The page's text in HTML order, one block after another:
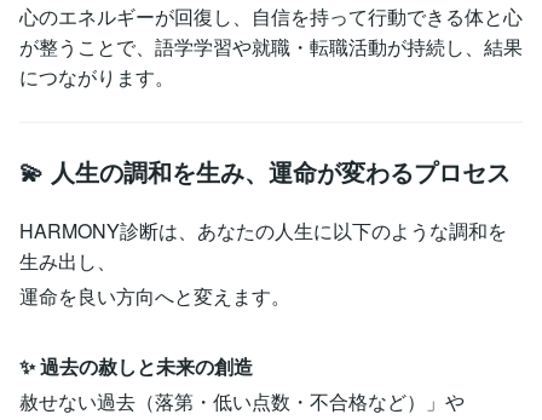
心のエネルギーが回復し、自信を持って行動できる体と心
が整うことで、語学学習や就職・転職活動が持続し、結果
につながります。
💫 人生の調和を生み、運命が変わるプロセス
HARMONY診断は、あなたの人生に以下のような調和を
生み出し、
運命を良い方向へと変えます。
✨ 過去の赦しと未来の創造
赦せない過去（落第・低い点数・不合格など）」や